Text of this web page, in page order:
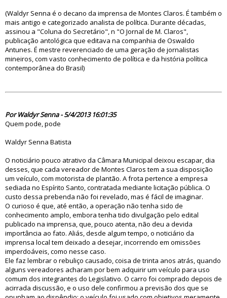
(Waldyr Senna é o decano da imprensa de Montes Claros. É também o
mais antigo e categorizado analista de política. Durante décadas,
assinou a "Coluna do Secretário", n "O Jornal de M. Claros",
publicação antológica que editava na companhia de Oswaldo
Antunes. É mestre reverenciado de uma geração de jornalistas
mineiros, com vasto conhecimento de política e da história política
contemporânea do Brasil)
Por Waldyr Senna - 5/4/2013 16:01:35
Quem pode, pode
Waldyr Senna Batista
O noticiário pouco atrativo da Câmara Municipal deixou escapar, dia
desses, que cada vereador de Montes Claros tem a sua disposição
um veículo, com motorista de plantão. A frota pertence a empresa
sediada no Espírito Santo, contratada mediante licitação pública. O
custo dessa prebenda não foi revelado, mas é fácil de imaginar.
O curioso é que, até então, a operação não tenha sido de
conhecimento amplo, embora tenha tido divulgação pelo edital
publicado na imprensa, que, pouco atenta, não deu a devida
importância ao fato. Aliás, desde algum tempo, o noticiário da
imprensa local tem deixado a desejar, incorrendo em omissões
imperdoáveis, como nesse caso.
Ele faz lembrar o rebuliço causado, coisa de trinta anos atrás, quando
alguns vereadores acharam por bem adquirir um veículo para uso
comum dos integrantes do Legislativo. O carro foi comprado depois de
acirrada discussão, e o uso dele confirmou a previsão dos que se